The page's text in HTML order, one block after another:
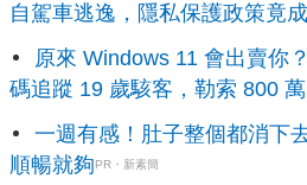
自駕車逃逸，隱私保護政策竟
原來 Windows 11 會出賣你
碼追蹤 19 歲駭客，勒索 800
一週有感！肚子整個都消下
順暢就夠 PR・新素簡